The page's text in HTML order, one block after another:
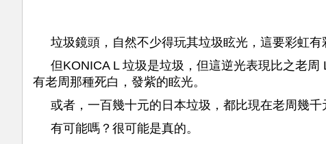
垃圾鏡頭，自然不少得玩其垃圾眩光，這要彩虹有
但KONICA L 垃圾是垃圾，但這逆光表現比之老
有老周那種死白，發紫的眩光。
或者，一百幾十元的日本垃圾，都比現在老周幾千
有可能嗎？很可能是真的。